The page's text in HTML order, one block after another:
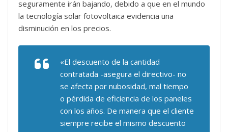
seguramente irán bajando, debido a que en el mundo
la tecnología solar fotovoltaica evidencia una
disminución en los precios.
«El descuento de la cantidad
contratada -asegura el directivo- no
se afecta por nubosidad, mal tiempo
o pérdida de eficiencia de los paneles
con los años. De manera que el cliente
siempre recibe el mismo descuento